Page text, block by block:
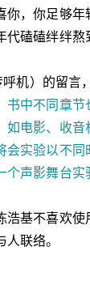
你，你足够
磕磕绊绊熬
机）的留言
书中不同章节
如电影、收
会实验以不
声影舞台实
浩基不喜欢
联络。